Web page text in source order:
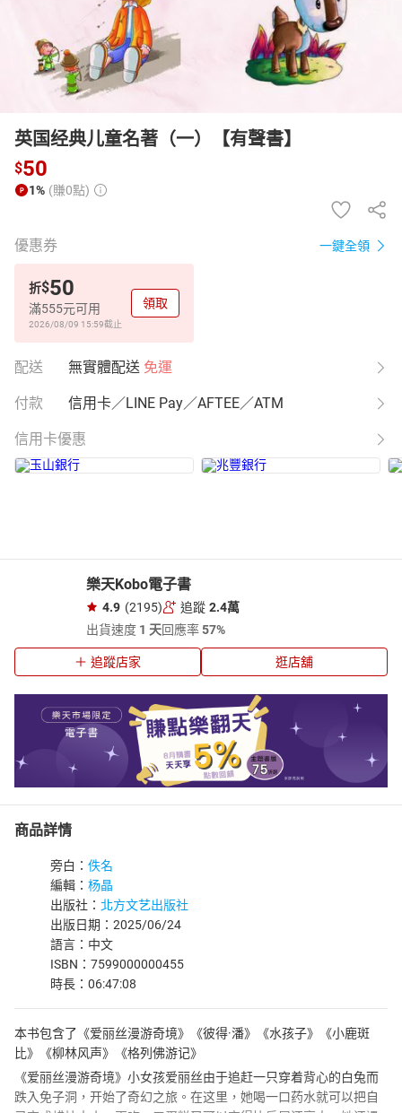
英国经典儿童名著（一）【有聲書】
$50
1% (賺0點)
優惠券 一鍵全領
折$50
滿555元可用
2026/08/09 15:59截止
領取
配送 無實體配送 免運
付款 信用卡／LINE Pay／AFTEE／ATM
信用卡優惠
樂天Kobo電子書
4.9 (2195) 追蹤 2.4萬
出貨速度 1 天回應率57%
追蹤店家 逛店舖
商品詳情
旁白： 佚名
編輯： 杨晶
出版社： 北方文艺出版社
出版日期：2025/06/24
語言：中文
ISBN：7599000000455
時長：06:47:08
本书包含了《爱丽丝漫游奇境》《彼得·潘》《水孩子》《小鹿斑
比》《柳林风声》《格列佛游记》
《爱丽丝漫游奇境》小女孩爱丽丝由于追赶一只穿着背心的白兔而
跌入免子洞，开始了奇幻之旅。在这里，她喝一口药水就可以把自